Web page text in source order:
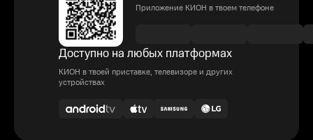
Приложение КИОН в твоем телефоне
Доступно на любых платформах
КИОН в твоей приставке, телевизоре и других
устройствах